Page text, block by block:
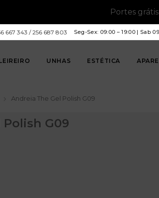
Portes
667 343 / 256 687 803 Seg-Sex: 09:00 – 19:00 | Sab
UNHAS ESTÉTICA
Andreia The Gel Polish G09
G09